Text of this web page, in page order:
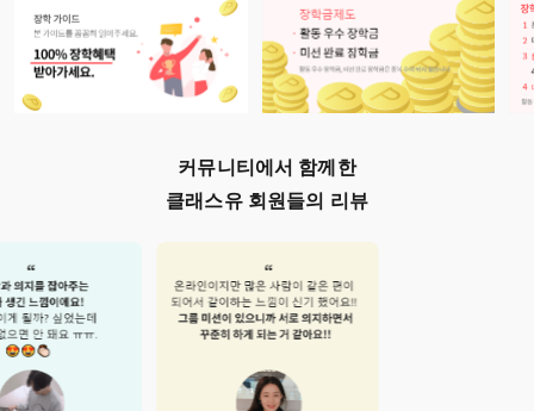
커뮤니티에서 함께한
클래스유 회원들의 리뷰